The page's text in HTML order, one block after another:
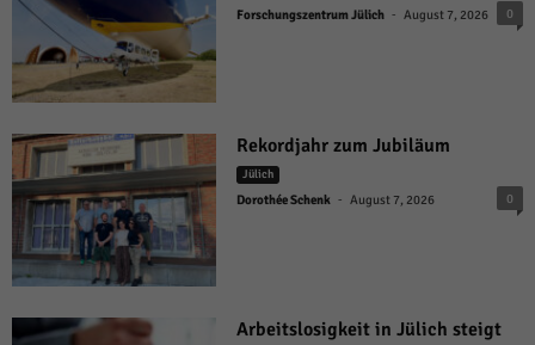
Forschungszentrum Jülich - August 7, 2026 0
Rekordjahr zum Jubiläum
Jülich
Dorothée Schenk - August 7, 2026 0
Arbeitslosigkeit in Jülich steigt